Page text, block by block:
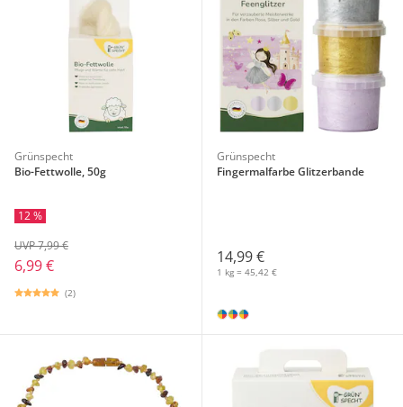
Grünspecht
Bio-Fettwolle, 50g
12 %
6,99 €
UVP 7,99 €
(2)
Grünspecht
Fingermalfarbe Glitzerbande
14,99 €
1 kg = 45,42 €